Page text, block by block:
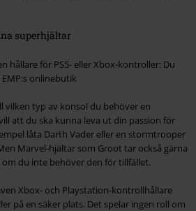
superhjältar
hållare för PS5- eller Xbox-kontroller: Du
onlinebutik
vilken typ av konsol du behöver en
att du ska kunna leva ut din passion för
låta Darth Vader eller en stormtrooper
Marvel-hjältar som Groot tar också gärna
du inte behöver den för tillfället.
Xbox- och Playstation-kontrollhållare
på en säker plats. Det spelar ingen roll om